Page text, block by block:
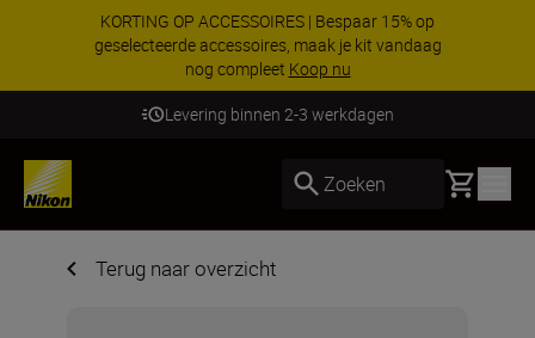
KORTING OP ACCESSOIRES | Bespaar 15% op
geselecteerde accessoires, maak je kit vandaag
nog compleet Koop nu
Levering binnen 2-3 werkdagen
Zoeken Basket
Terug naar overzicht